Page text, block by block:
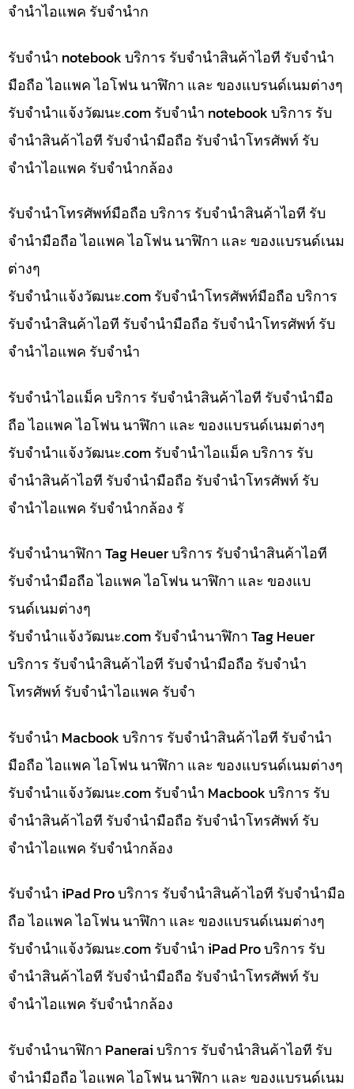
จำนำไอแพค รับจำนำก
รับจำนำ notebook บริการ รับจำนำสินค้าไอที รับจำนำ
มือถือ ไอแพค ไอโฟน นาฬิกา และ ของแบรนด์เนมต่างๆ
รับจํานําแจ้งวัฒนะ.com รับจำนำ notebook บริการ รับ
จำนำสินค้าไอที รับจำนำมือถือ รับจำนำโทรศัพท์ รับ
จำนำไอแพค รับจำนำกล้อง
รับจำนำโทรศัพท์มือถือ บริการ รับจำนำสินค้าไอที รับ
จำนำมือถือ ไอแพค ไอโฟน นาฬิกา และ ของแบรนด์เนม
ต่างๆ
รับจํานําแจ้งวัฒนะ.com รับจำนำโทรศัพท์มือถือ บริการ
รับจำนำสินค้าไอที รับจำนำมือถือ รับจำนำโทรศัพท์ รับ
จำนำไอแพค รับจำนำ
รับจำนำไอแม็ค บริการ รับจำนำสินค้าไอที รับจำนำมือ
ถือ ไอแพค ไอโฟน นาฬิกา และ ของแบรนด์เนมต่างๆ
รับจํานําแจ้งวัฒนะ.com รับจำนำไอแม็ค บริการ รับ
จำนำสินค้าไอที รับจำนำมือถือ รับจำนำโทรศัพท์ รับ
จำนำไอแพค รับจำนำกล้อง รั
รับจำนำนาฬิกา Tag Heuer บริการ รับจำนำสินค้าไอที
รับจำนำมือถือ ไอแพค ไอโฟน นาฬิกา และ ของแบ
รนด์เนมต่างๆ
รับจํานําแจ้งวัฒนะ.com รับจำนำนาฬิกา Tag Heuer
บริการ รับจำนำสินค้าไอที รับจำนำมือถือ รับจำนำ
โทรศัพท์ รับจำนำไอแพค รับจำ
รับจำนำ Macbook บริการ รับจำนำสินค้าไอที รับจำนำ
มือถือ ไอแพค ไอโฟน นาฬิกา และ ของแบรนด์เนมต่างๆ
รับจํานําแจ้งวัฒนะ.com รับจำนำ Macbook บริการ รับ
จำนำสินค้าไอที รับจำนำมือถือ รับจำนำโทรศัพท์ รับ
จำนำไอแพค รับจำนำกล้อง
รับจำนำ iPad Pro บริการ รับจำนำสินค้าไอที รับจำนำมือ
ถือ ไอแพค ไอโฟน นาฬิกา และ ของแบรนด์เนมต่างๆ
รับจํานําแจ้งวัฒนะ.com รับจำนำ iPad Pro บริการ รับ
จำนำสินค้าไอที รับจำนำมือถือ รับจำนำโทรศัพท์ รับ
จำนำไอแพค รับจำนำกล้อง
รับจำนำนาฬิกา Panerai บริการ รับจำนำสินค้าไอที รับ
จำนำมือถือ ไอแพค ไอโฟน นาฬิกา และ ของแบรนด์เนม